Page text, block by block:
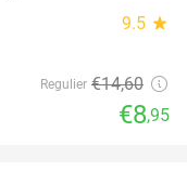
9.5 star
Regulier €14,60
€8,95